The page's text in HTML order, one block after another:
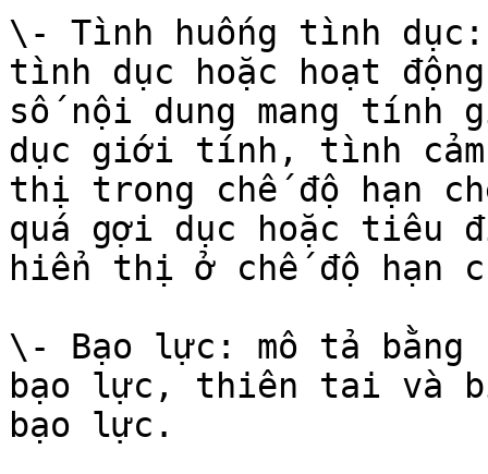
\- Tình huống tình
tình dục hoặc hoạt
số nội dung mang tính
dục giới tính, tình
thị trong chế độ hạn
quá gợi dục hoặc tiêu
hiển thị ở chế độ hạn
\- Bạo lực: mô tả bằng
bạo lực, thiên tai và
bạo lực.